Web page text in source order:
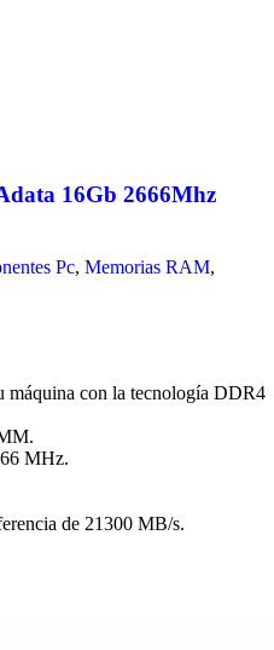
16Gb 2666Mhz
Pc, Memorias RAM,
máquina con la tecnología DDR4
MHz.
de 21300 MB/s.